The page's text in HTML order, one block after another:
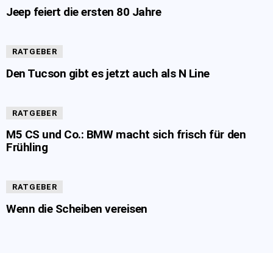
Jeep feiert die ersten 80 Jahre
RATGEBER
Den Tucson gibt es jetzt auch als N Line
RATGEBER
M5 CS und Co.: BMW macht sich frisch für den
Frühling
RATGEBER
Wenn die Scheiben vereisen